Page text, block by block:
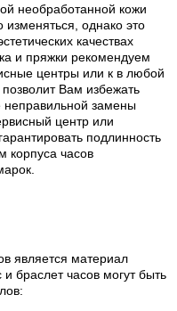
необработанной кожи
изменяться, однако это
качествах
и пряжки рекомендуем
центры или к в любой
Вам избежать
неправильной замены
центр или
подлинность
корпуса часов
является материал
и браслет часов могут быть